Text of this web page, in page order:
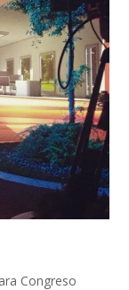
Congreso